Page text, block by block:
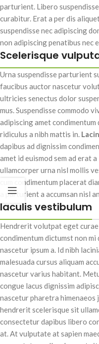
parturient. Libero
curabitur. Erat a per dis
suspendisse nec adipiscing
non adipiscing penatibus nec
Scelerisque
Urna suspendisse parturient
faucibus auctor nascetur
ultricies senectus dolor
mus. Suspendisse commodo
adipiscing amet
ridiculus a nibh mattis in.
dapibus ad dignissim
amet id euismod sem ad erat
ullamcorper urna nisl mollis
cum condimentum placerat
a parturient a accumsan nisl
Iaculis vestibulum
Hendrerit volutpat eget
condimentum dictumst non
nascetur ipsum a. Id nibh
malesuada cursus aliquam
nascetur varius habitant.
congue lacus dignissim
nascetur pharetra himenaeos
hendrerit scelerisque sit
consectetur dapibus libero
at. At vulputate at sapien